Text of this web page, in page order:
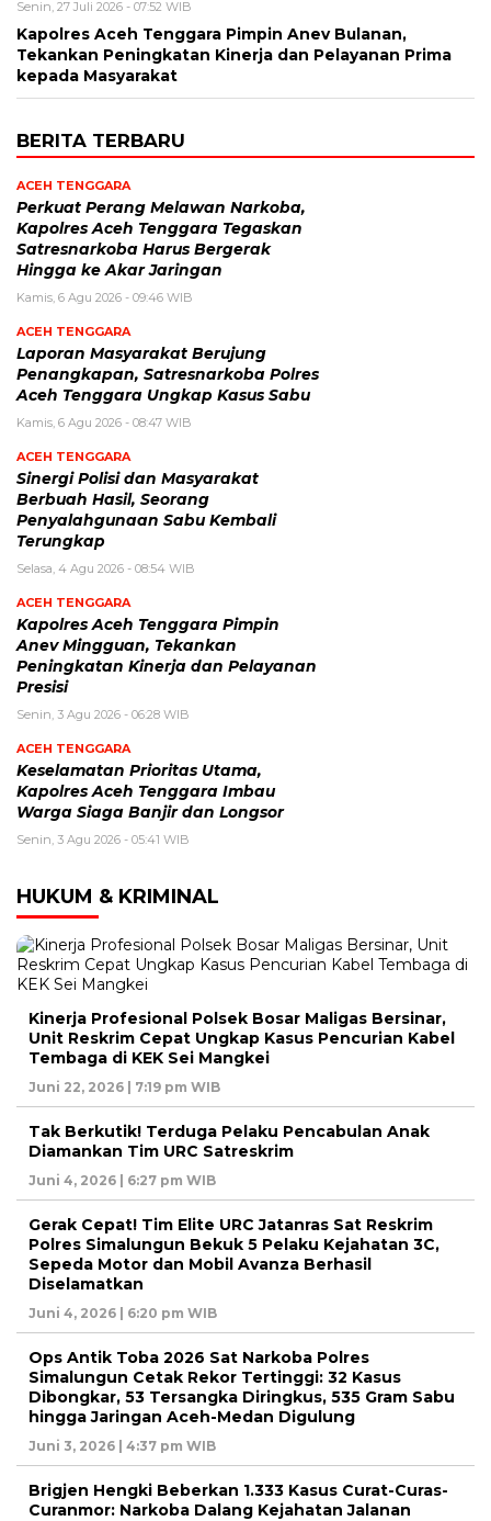
Senin, 27 Juli 2026 - 07:52 WIB
Kapolres Aceh Tenggara Pimpin Anev Bulanan,
Tekankan Peningkatan Kinerja dan Pelayanan Prima
kepada Masyarakat
BERITA TERBARU
ACEH TENGGARA
Perkuat Perang Melawan Narkoba,
Kapolres Aceh Tenggara Tegaskan
Satresnarkoba Harus Bergerak
Hingga ke Akar Jaringan
Kamis, 6 Agu 2026 - 09:46 WIB
ACEH TENGGARA
Laporan Masyarakat Berujung
Penangkapan, Satresnarkoba Polres
Aceh Tenggara Ungkap Kasus Sabu
Kamis, 6 Agu 2026 - 08:47 WIB
ACEH TENGGARA
Sinergi Polisi dan Masyarakat
Berbuah Hasil, Seorang
Penyalahgunaan Sabu Kembali
Terungkap
Selasa, 4 Agu 2026 - 08:54 WIB
ACEH TENGGARA
Kapolres Aceh Tenggara Pimpin
Anev Mingguan, Tekankan
Peningkatan Kinerja dan Pelayanan
Presisi
Senin, 3 Agu 2026 - 06:28 WIB
ACEH TENGGARA
Keselamatan Prioritas Utama,
Kapolres Aceh Tenggara Imbau
Warga Siaga Banjir dan Longsor
Senin, 3 Agu 2026 - 05:41 WIB
HUKUM & KRIMINAL
Kinerja Profesional Polsek Bosar Maligas Bersinar,
Unit Reskrim Cepat Ungkap Kasus Pencurian Kabel
Tembaga di KEK Sei Mangkei
Juni 22, 2026 | 7:19 pm WIB
Tak Berkutik! Terduga Pelaku Pencabulan Anak
Diamankan Tim URC Satreskrim
Juni 4, 2026 | 6:27 pm WIB
Gerak Cepat! Tim Elite URC Jatanras Sat Reskrim
Polres Simalungun Bekuk 5 Pelaku Kejahatan 3C,
Sepeda Motor dan Mobil Avanza Berhasil
Diselamatkan
Juni 4, 2026 | 6:20 pm WIB
Ops Antik Toba 2026 Sat Narkoba Polres
Simalungun Cetak Rekor Tertinggi: 32 Kasus
Dibongkar, 53 Tersangka Diringkus, 535 Gram Sabu
hingga Jaringan Aceh-Medan Digulung
Juni 3, 2026 | 4:37 pm WIB
Brigjen Hengki Beberkan 1.333 Kasus Curat-Curas-
Curanmor: Narkoba Dalang Kejahatan Jalanan